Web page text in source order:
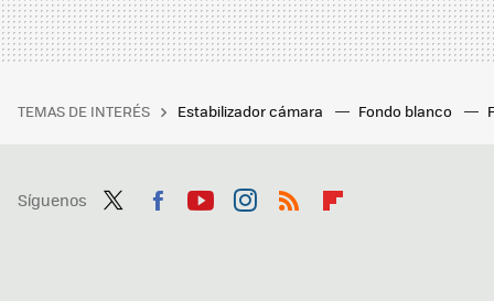
TEMAS DE INTERÉS Estabilizador cámara Fondo blanco
Síguenos